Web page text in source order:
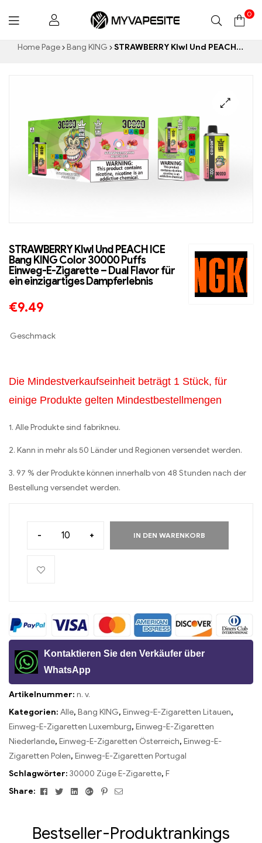
Myvapesite.de
0
Home Page Bang KING STRAWBERRY KIwI Und PEACH ICE Bang KING Color 30000 Puffs Einweg-E-Zigarette – Dual Flavor für ein einzigartiges Dampferlebnis
STRAWBERRY KIwI Und PEACH ICE
Bang KING Color 30000 Puffs
Einweg-E-Zigarette – Dual Flavor für
ein einzigartiges Dampferlebnis
€9.49
Geschmack
Die Mindestverkaufseinheit beträgt 1 Stück, für
einige Produkte gelten Mindestbestellmengen
1. Alle Produkte sind fabrikneu.
2. Kann in mehr als 50 Länder und Regionen versendet werden.
3. 97 % der Produkte können innerhalb von 48 Stunden nach der
Bestellung versendet werden.
- + IN DEN WARENKORB
Kontaktieren Sie den Verkäufer über
WhatsApp
Artikelnummer: n. v.
Kategorien: Alle, Bang KING, Einweg-E-Zigaretten Litauen,
Einweg-E-Zigaretten Luxemburg, Einweg-E-Zigaretten
Niederlande, Einweg-E-Zigaretten Österreich, Einweg-E-
Zigaretten Polen, Einweg-E-Zigaretten Portugal
Schlagwörter: 30000 Züge E-Zigarette, F
Share:
FacebookTwitterLinkedinGoogle+Pinterest
Email
Bestseller-Produktrankings